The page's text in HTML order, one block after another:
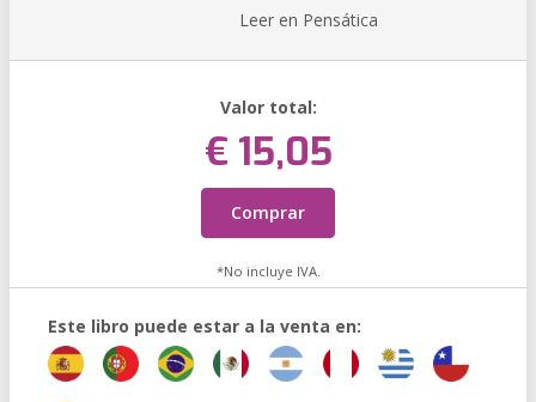
Leer en Pensática
Valor total:
€ 15,05
Comprar
*No incluye IVA.
Este libro puede estar a la venta en: